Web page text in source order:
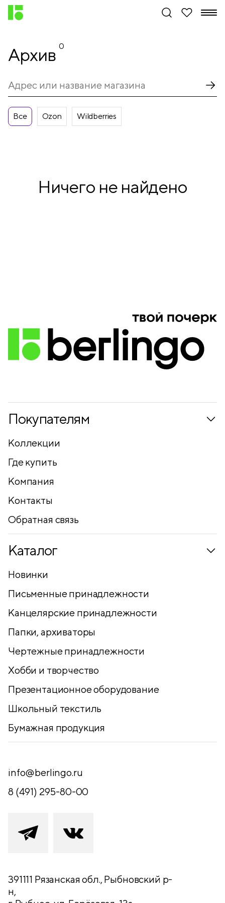
Архив 0
Все Ozon Wildberries
Ничего не найдено
Покупателям
Коллекции
Где купить
Компания
Контакты
Обратная связь
Каталог
Новинки
Письменные принадлежности
Канцелярские принадлежности
Папки, архиваторы
Чертежные принадлежности
Хобби и творчество
Презентационное оборудование
Школьный текстиль
Бумажная продукция
info@berlingo.ru
8 (491) 295-80-00
391111 Рязанская обл., Рыбновский р-
н,